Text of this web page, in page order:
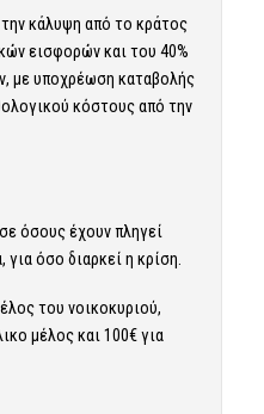
κάλυψη από το κράτος
εισφορών και του 40%
με υποχρέωση καταβολής
κόστους από την
όσους έχουν πληγεί
όσο διαρκεί η κρίση.
του νοικοκυριού,
μέλος και 100€ για